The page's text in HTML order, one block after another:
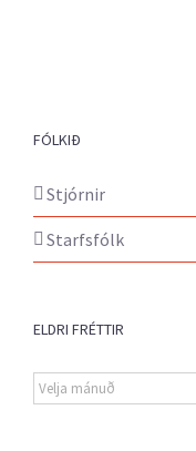
FÓLKIÐ
Stjórnir
Starfsfólk
ELDRI FRÉTTIR
Eldri
fréttir